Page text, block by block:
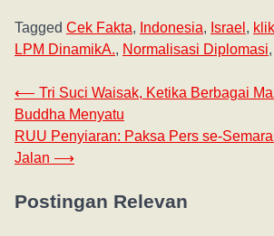
Tagged Cek Fakta, Indonesia, Israel ,
LPM DinamikA., Normalisasi Diplomasi,
⟵ Tri Suci Waisak, Ketika Berbagai
Buddha Menyatu
RUU Penyiaran: Paksa Pers se-
Jalan ⟶
Postingan Relevan